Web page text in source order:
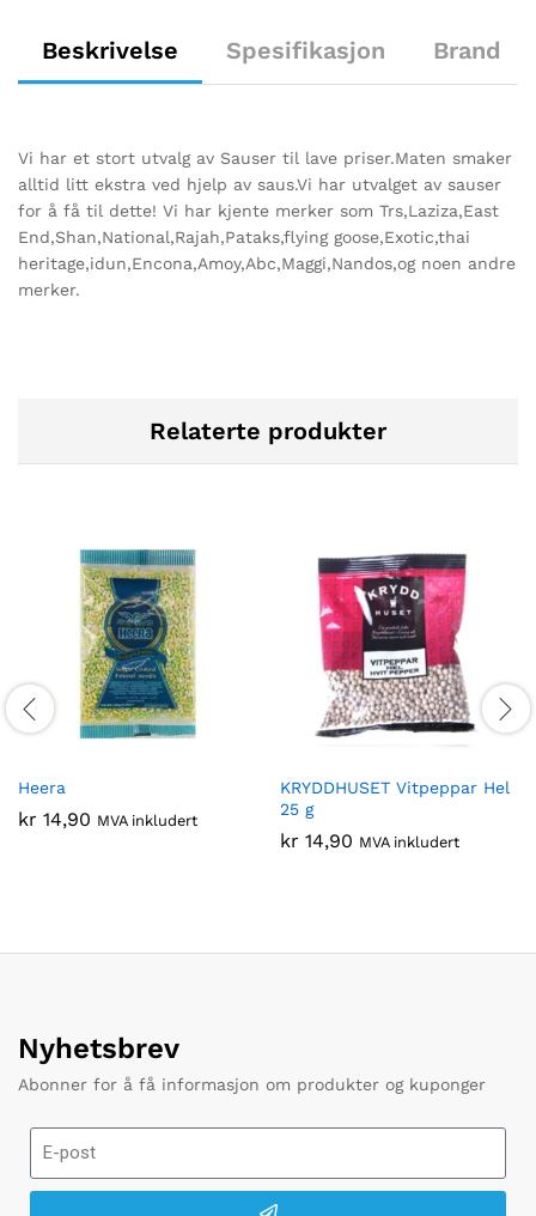
Beskrivelse Spesifikasjon Brand
Vi har et stort utvalg av Sauser til lave priser.Maten smaker
alltid litt ekstra ved hjelp av saus.Vi har utvalget av sauser
for å få til dette! Vi har kjente merker som Trs,Laziza,East
End,Shan,National,Rajah,Pataks,flying goose,Exotic,thai
heritage,idun,Encona,Amoy,Abc,Maggi,Nandos,og noen andre
merker.
Relaterte produkter
Heera
kr 14,90 MVA inkludert
KRYDDHUSET Vitpeppar Hel
25 g
kr 14,90 MVA inkludert
Nyhetsbrev
Abonner for å få informasjon om produkter og kuponger